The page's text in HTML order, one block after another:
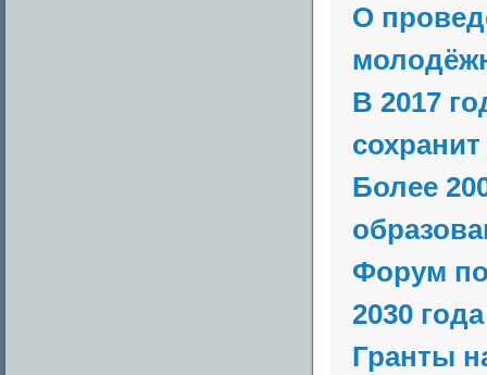
О
В 2017
Более
Форум по
2030
Гранты